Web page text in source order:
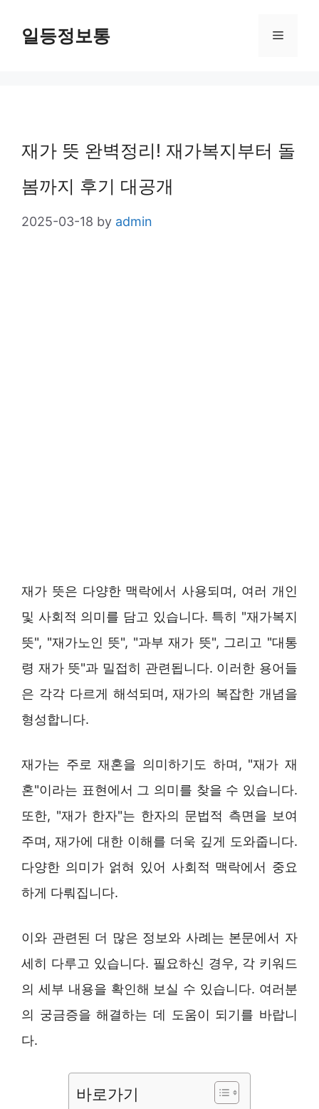
일등정보통 Menu
재가 뜻 완벽정리! 재가복지부터 돌
봄까지 후기 대공개
2025-03-18 by admin
재가 뜻은 다양한 맥락에서 사용되며, 여러 개인
및 사회적 의미를 담고 있습니다. 특히 "재가복지
뜻", "재가노인 뜻", "과부 재가 뜻", 그리고 "대통
령 재가 뜻"과 밀접히 관련됩니다. 이러한 용어들
은 각각 다르게 해석되며, 재가의 복잡한 개념을
형성합니다.
재가는 주로 재혼을 의미하기도 하며, "재가 재
혼"이라는 표현에서 그 의미를 찾을 수 있습니다.
또한, "재가 한자"는 한자의 문법적 측면을 보여
주며, 재가에 대한 이해를 더욱 깊게 도와줍니다.
다양한 의미가 얽혀 있어 사회적 맥락에서 중요
하게 다뤄집니다.
이와 관련된 더 많은 정보와 사례는 본문에서 자
세히 다루고 있습니다. 필요하신 경우, 각 키워드
의 세부 내용을 확인해 보실 수 있습니다. 여러분
의 궁금증을 해결하는 데 도움이 되기를 바랍니
다.
바로가기